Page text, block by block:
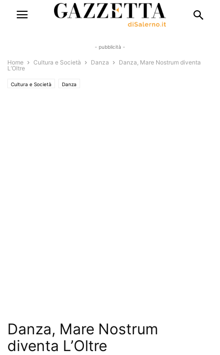
- pubblicità -
Home Cultura e Società Danza
Danza, Mare Nostrum diventa
L’Oltre
Cultura e Società Danza
Danza, Mare Nostrum
diventa L’Oltre